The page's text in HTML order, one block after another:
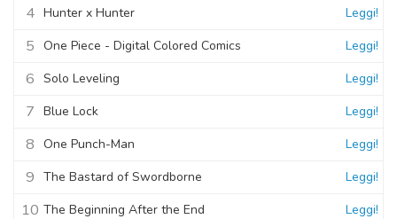
4 Hunter x Hunter Leggi!
5 One Piece - Digital Colored Comics Leggi!
6 Solo Leveling Leggi!
7 Blue Lock Leggi!
8 One Punch-Man Leggi!
9 The Bastard of Swordborne Leggi!
10 The Beginning After the End Leggi!